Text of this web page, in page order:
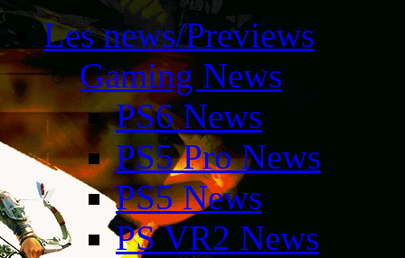
Les news/Previews
Gaming News
PS6 News
PS5 Pro News
PS5 News
PS VR2 News